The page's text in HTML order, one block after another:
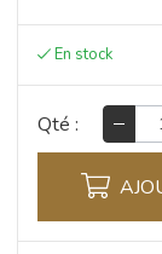
Qté :